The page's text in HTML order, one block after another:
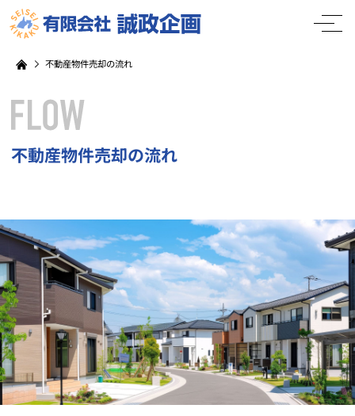
不動産物件売却の流れ
不動産物件売却の流れ